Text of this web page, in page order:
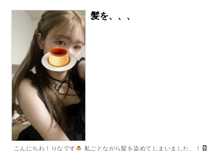
髪を、、、
こんにちわ！りなです 私ごとながら髪を染めてしまいました、！